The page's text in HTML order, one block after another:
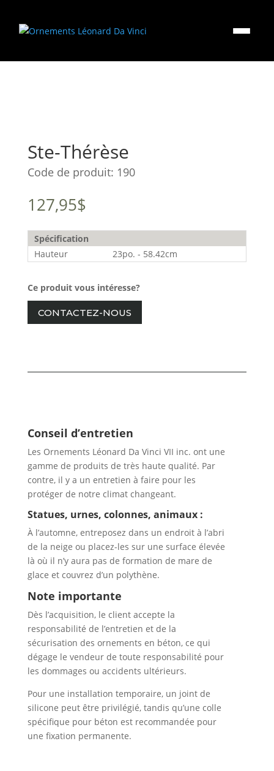
Ste-Thérèse
Code de produit: 190
127,95$
Spécification
Hauteur
23po. - 58.42cm
Ce produit vous intéresse?
CONTACTEZ-NOUS
Conseil d’entretien
Les Ornements Léonard Da Vinci VII inc. ont une
gamme de produits de très haute qualité. Par
contre, il y a un entretien à faire pour les
protéger de notre climat changeant.
Statues, urnes, colonnes, animaux :
À l’automne, entreposez dans un endroit à l’abri
de la neige ou placez-les sur une surface élevée
là où il n’y aura pas de formation de mare de
glace et couvrez d’un polythène.
Note importante
Dès l’acquisition, le client accepte la
responsabilité de l’entretien et de la
sécurisation des ornements en béton, ce qui
dégage le vendeur de toute responsabilité pour
les dommages ou accidents ultérieurs.
Pour une installation temporaire, un joint de
silicone peut être privilégié, tandis qu’une colle
spécifique pour béton est recommandée pour
une fixation permanente.